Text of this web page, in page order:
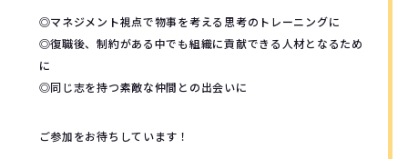
◎マネジメント視点で物事を考える思考のトレーニングに
◎復職後、制約がある中でも組織に貢献できる人材となるため
に
◎同じ志を持つ素敵な仲間との出会いに
ご参加をお待ちしています！